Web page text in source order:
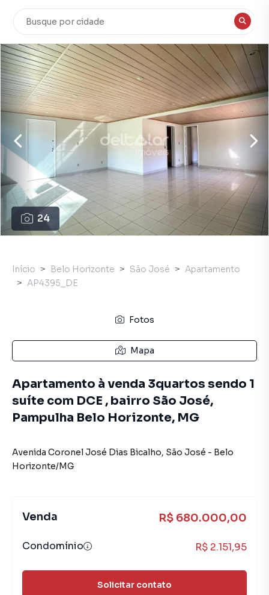
24
Início Belo Horizonte São José
Apartamento
AP4395_DE
Fotos
Mapa
Apartamento à venda 3quartos sendo 1
suíte com DCE , bairro São José,
Pampulha Belo Horizonte, MG
Avenida Coronel José Dias Bicalho, São José - Belo
Horizonte/MG
Venda R$ 680.000,00
Condomínio R$ 2.151,95
Solicitar contato